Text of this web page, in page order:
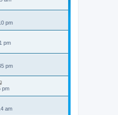
pm
pm
pm
pm
am